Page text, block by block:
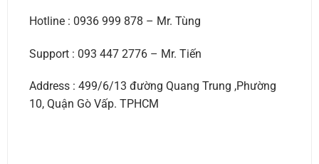
Hotline : 0936 999 878 – Mr. Tùng
Support : 093 447 2776 – Mr. Tiến
Address : 499/6/13 đường Quang Trung ,Phường
10, Quận Gò Vấp. TPHCM